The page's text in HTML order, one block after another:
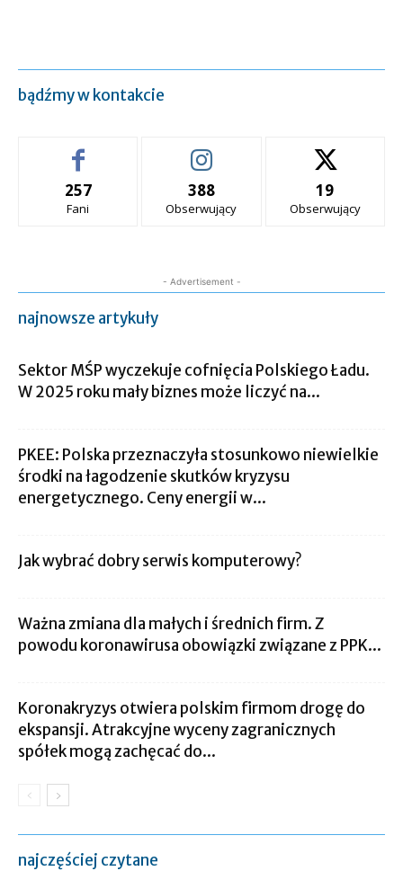
bądźmy w kontakcie
257
Fani
388
Obserwujący
19
Obserwujący
- Advertisement -
najnowsze artykuły
Sektor MŚP wyczekuje cofnięcia Polskiego Ładu.
W 2025 roku mały biznes może liczyć na...
PKEE: Polska przeznaczyła stosunkowo niewielkie
środki na łagodzenie skutków kryzysu
energetycznego. Ceny energii w...
Jak wybrać dobry serwis komputerowy?
Ważna zmiana dla małych i średnich firm. Z
powodu koronawirusa obowiązki związane z PPK...
Koronakryzys otwiera polskim firmom drogę do
ekspansji. Atrakcyjne wyceny zagranicznych
spółek mogą zachęcać do...
najczęściej czytane